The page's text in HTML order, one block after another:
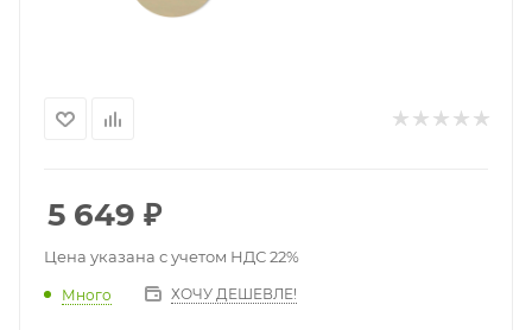
5 649 ₽
Цена указана с учетом НДС 22%
Много ХОЧУ ДЕШЕВЛЕ!